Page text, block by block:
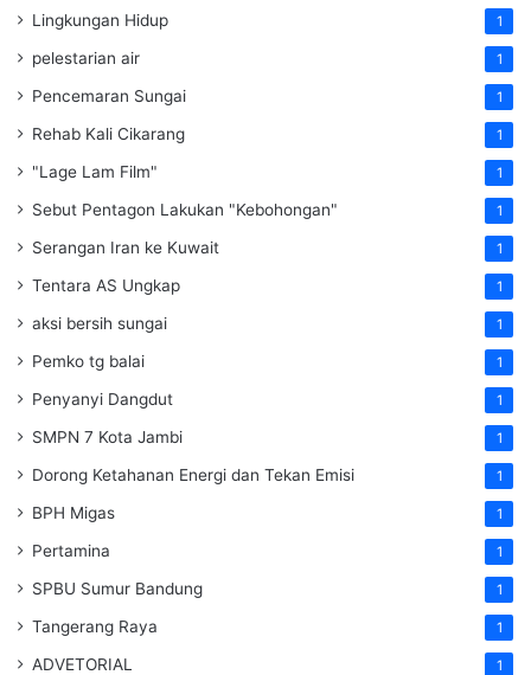
Lingkungan Hidup 1
pelestarian air 1
Pencemaran Sungai 1
Rehab Kali Cikarang 1
"Lage Lam Film" 1
Sebut Pentagon Lakukan "Kebohongan" 1
Serangan Iran ke Kuwait 1
Tentara AS Ungkap 1
aksi bersih sungai 1
Pemko tg balai 1
Penyanyi Dangdut 1
SMPN 7 Kota Jambi 1
Dorong Ketahanan Energi dan Tekan Emisi 1
BPH Migas 1
Pertamina 1
SPBU Sumur Bandung 1
Tangerang Raya 1
ADVETORIAL 1